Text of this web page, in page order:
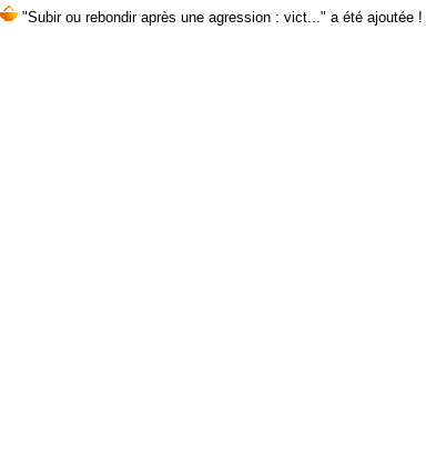
"Subir ou rebondir après une agression : vict..." a été ajoutée !